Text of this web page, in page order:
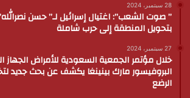
28 سبتمبر، 2024
” صوت الشعب”: اغتيال إسرائيل لـ” حسن
بتحويل المنطقة إلى حرب شاملة
27 سبتمبر، 2024
خلال مؤتمر الجمعية السعودية للأمراض
البروفيسور مارك بينينغا يكشف عن بحث جديد
الرضع